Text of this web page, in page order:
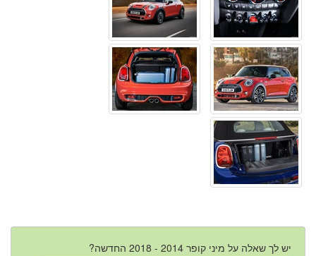
יש לך שאלה על מיני קופר 2014 - 2018 החדשה?